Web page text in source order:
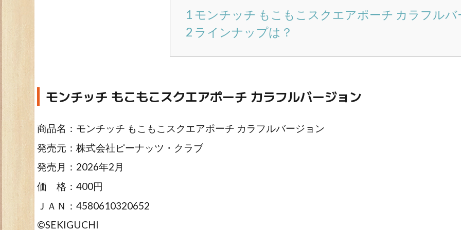
1 モンチッチ もこもこスクエアポーチ カラフルバ
2 ラインナップは？
モンチッチ もこもこスクエアポーチ カラフルバージョン
商品名：モンチッチ もこもこスクエアポーチ カラフルバージョン
発売元：株式会社ピーナッツ・クラブ
発売月：2026年2月
価 格：400円
ＪＡＮ：4580610320652
©SEKIGUCHI